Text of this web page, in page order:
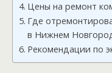
Цены на ремонт
Где
в Нижнем
Рекомендации по